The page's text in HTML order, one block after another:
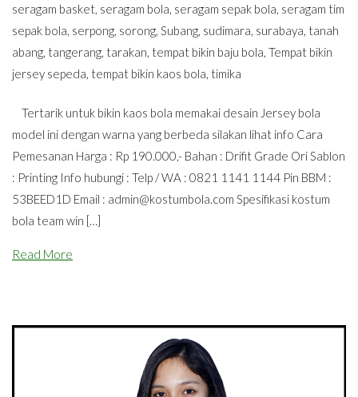
seragam basket, seragam bola, seragam sepak bola, seragam tim
sepak bola, serpong, sorong, Subang, sudimara, surabaya, tanah
abang, tangerang, tarakan, tempat bikin baju bola, Tempat bikin
jersey sepeda, tempat bikin kaos bola, timika
Tertarik untuk bikin kaos bola memakai desain Jersey bola
model ini dengan warna yang berbeda silakan lihat info Cara
Pemesanan Harga : Rp 190.000,- Bahan : Drifit Grade Ori Sablon
: Printing Info hubungi : Telp / WA : 0821 1141 1144 Pin BBM :
53BEED1D Email : admin@kostumbola.com Spesifikasi kostum
bola team win […]
Read More